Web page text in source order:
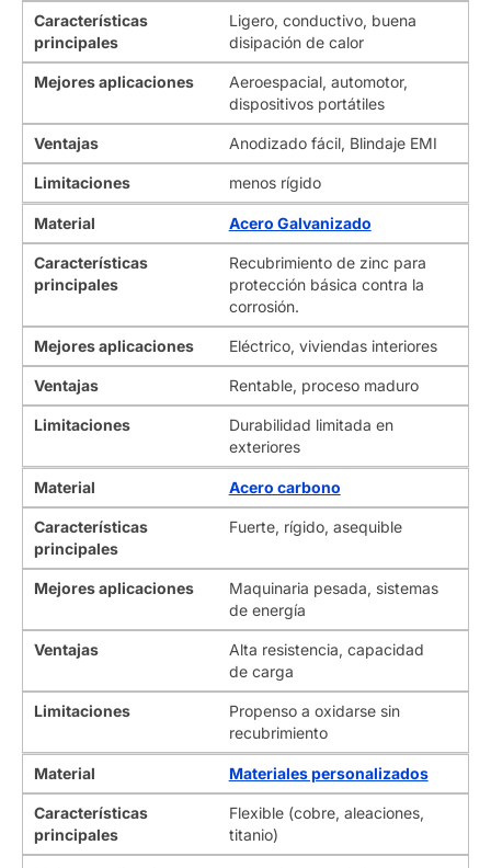
Características
principales
Ligero, conductivo, buena
disipación de calor
Mejores aplicaciones
Aeroespacial, automotor,
dispositivos portátiles
Ventajas Anodizado fácil, Blindaje EMI
Limitaciones menos rígido
Material Acero Galvanizado
Características
principales
Recubrimiento de zinc para
protección básica contra la
corrosión.
Mejores aplicaciones Eléctrico, viviendas interiores
Ventajas Rentable, proceso maduro
Limitaciones
Durabilidad limitada en
exteriores
Material Acero carbono
Características
principales
Fuerte, rígido, asequible
Mejores aplicaciones
Maquinaria pesada, sistemas
de energía
Ventajas
Alta resistencia, capacidad
de carga
Limitaciones
Propenso a oxidarse sin
recubrimiento
Material Materiales personalizados
Características
principales
Flexible (cobre, aleaciones,
titanio)